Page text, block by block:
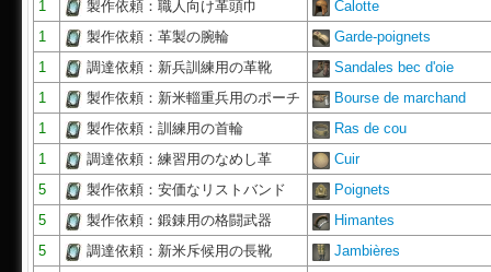
1 製作依頼：職人向け革頭巾
Calotte
1
製作依頼：革製の腕輪
Garde-poignets
1
調達依頼：新兵訓練用の革靴
Sandales bec d'oie
1
製作依頼：新米輜重兵用のポーチ
Bourse de marchand
1
製作依頼：訓練用の首輪
Ras de cou
1
調達依頼：練習用のなめし革
Cuir
5
製作依頼：安価なリストバンド
Poignets
5
製作依頼：鍛錬用の格闘武器
Himantes
5
調達依頼：新米斥候用の長靴
Jambières